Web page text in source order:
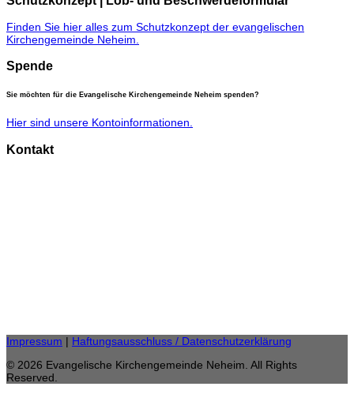
Finden Sie hier alles zum Schutzkonzept der evangelischen
Kirchengemeinde Neheim.
Spende
Sie möchten für die Evangelische Kirchengemeinde Neheim spenden?
Hier sind unsere Kontoinformationen.
Kontakt
Impressum | Haftungsausschluss / Datenschutzerklärung
© 2026 Evangelische Kirchengemeinde Neheim. All Rights
Reserved.